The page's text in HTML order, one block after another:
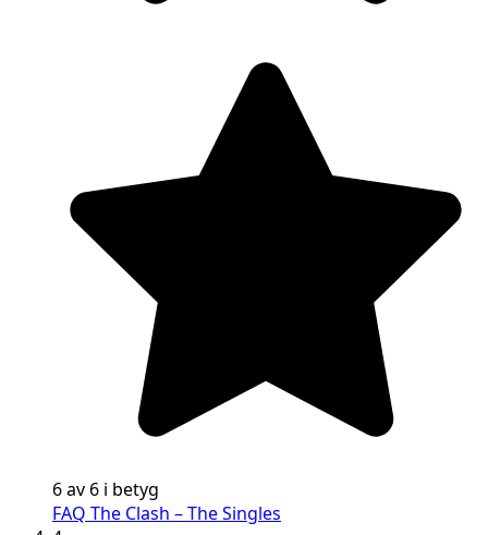
6 av 6 i betyg
FAQ The Clash – The Singles